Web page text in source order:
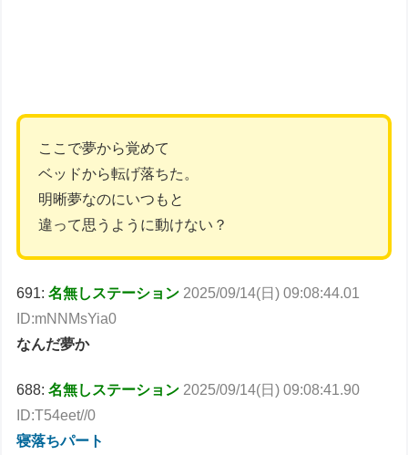
ここで夢から覚めて
ベッドから転げ落ちた。
明晰夢なのにいつもと
違って思うように動けない？
691:名無しステーション 2025/09/14(日) 09:08:44.01
ID:mNNMsYia0
なんだ夢か
688:名無しステーション 2025/09/14(日) 09:08:41.90
ID:T54eet//0
寝落ちパート